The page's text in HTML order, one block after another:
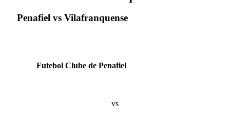
Penafiel vs Vilafranquense
Futebol Clube de Penafiel
vs